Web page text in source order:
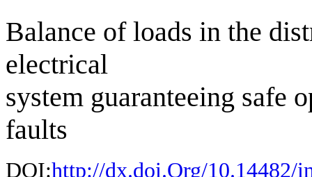
Balance of loads in the
electrical
system guaranteeing safe
faults
DOI:http://dx.doi.Org/10.14482/